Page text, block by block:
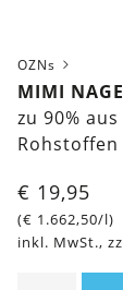
OZNs
MIMI
zu 90%
Rohstoffen
€ 19,95
(€ 1.662,50/l)
inkl. MwSt.,